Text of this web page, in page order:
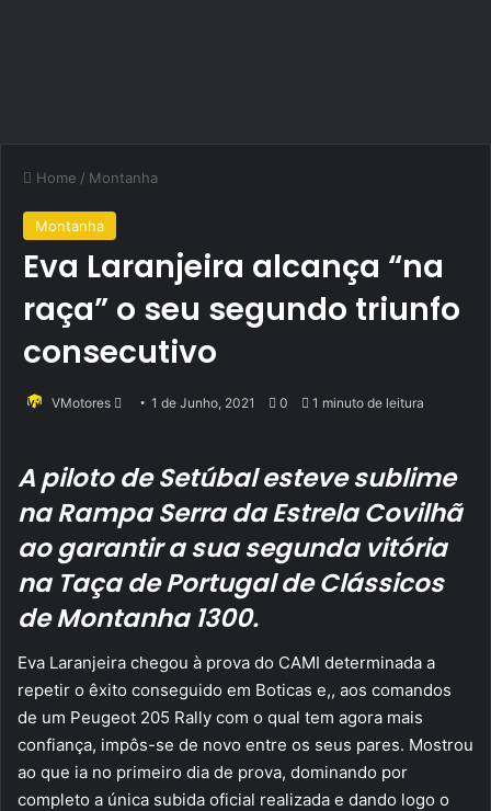
Home / Montanha
Montanha
Eva Laranjeira alcança “na
raça” o seu segundo triunfo
consecutivo
VMotores
Send1 de Junho, 2021 0 1 minuto de leitura
A piloto de Setúbal esteve sublime
na Rampa Serra da Estrela Covilhã
ao garantir a sua segunda vitória
na Taça de Portugal de Clássicos
de Montanha 1300.
Eva Laranjeira chegou à prova do CAMI determinada a
repetir o êxito conseguido em Boticas e,, aos comandos
de um Peugeot 205 Rally com o qual tem agora mais
confiança, impôs-se de novo entre os seus pares. Mostrou
ao que ia no primeiro dia de prova, dominando por
completo a única subida oficial realizada e dando logo o